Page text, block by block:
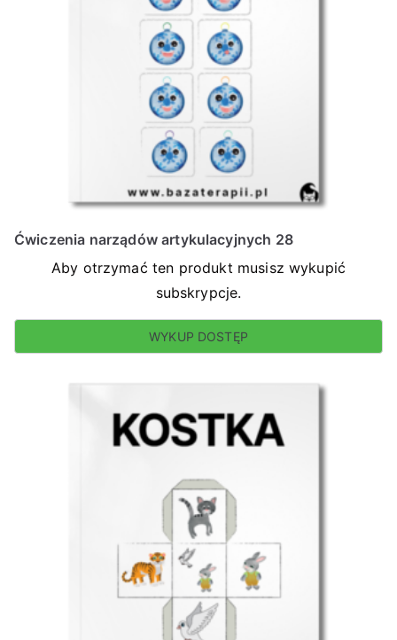
Ćwiczenia narządów artykulacyjnych 28
Aby otrzymać ten produkt musisz wykupić
subskrypcje.
WYKUP DOSTĘP